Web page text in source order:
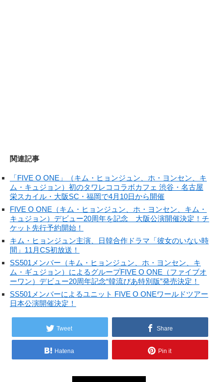
関連記事
「FIVE O ONE」（キム・ヒョンジュン、ホ・ヨンセン、キ
ム・キュジョン）初のタワレココラボカフェ 渋谷・名古屋
栄スカイル・大阪SC・福岡で4月10日から開催
FIVE O ONE（キム・ヒョンジュン、ホ・ヨンセン、キム・
キュジョン）デビュー20周年を記念 大阪公演開催決定！チ
ケット先行予約開始！
キム・ヒョンジュン主演、日韓合作ドラマ「彼女のいない時
間」11月CS初放送！
SS501メンバー（キム・ヒョンジュン、ホ・ヨンセン、キ
ム・ギュジョン）によるグループFIVE O ONE（ファイブオ
ーワン）デビュー20周年記念“韓流ぴあ特別版”発売決定！
SS501メンバーによるユニット FIVE O ONEワールドツアー
日本公演開催決定！
Tweet Share
Hatena Pin it